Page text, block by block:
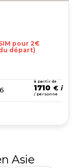
pour 2€
départ)
à partir de
1710 €
/ personne
Asie